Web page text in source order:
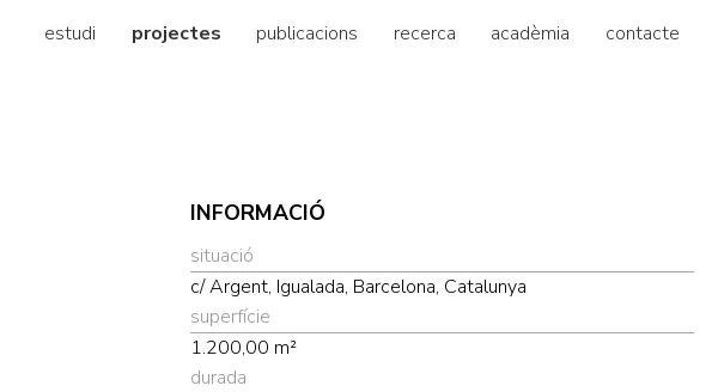
estudi projectes publicacions recerca acadèmia contacte
INFORMACIÓ
situació
c/ Argent, Igualada, Barcelona, Catalunya
superfície
1.200,00 m²
durada